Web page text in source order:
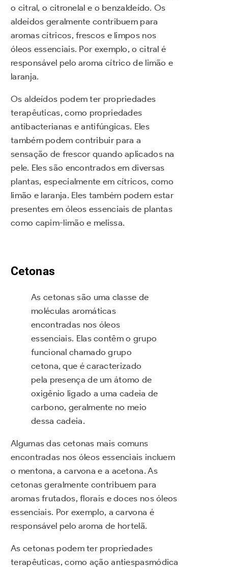
o citral, o citronelal e o benzaldeído. Os
aldeídos geralmente contribuem para
aromas cítricos, frescos e limpos nos
óleos essenciais. Por exemplo, o citral é
responsável pelo aroma cítrico de limão e
laranja.
Os aldeídos podem ter propriedades
terapêuticas, como propriedades
antibacterianas e antifúngicas. Eles
também podem contribuir para a
sensação de frescor quando aplicados na
pele. Eles são encontrados em diversas
plantas, especialmente em cítricos, como
limão e laranja. Eles também podem estar
presentes em óleos essenciais de plantas
como capim-limão e melissa.
Cetonas
As cetonas são uma classe de
moléculas aromáticas
encontradas nos óleos
essenciais. Elas contêm o grupo
funcional chamado grupo
cetona, que é caracterizado
pela presença de um átomo de
oxigênio ligado a uma cadeia de
carbono, geralmente no meio
dessa cadeia.
Algumas das cetonas mais comuns
encontradas nos óleos essenciais incluem
o mentona, a carvona e a acetona. As
cetonas geralmente contribuem para
aromas frutados, florais e doces nos óleos
essenciais. Por exemplo, a carvona é
responsável pelo aroma de hortelã.
As cetonas podem ter propriedades
terapêuticas, como ação antiespasmódica